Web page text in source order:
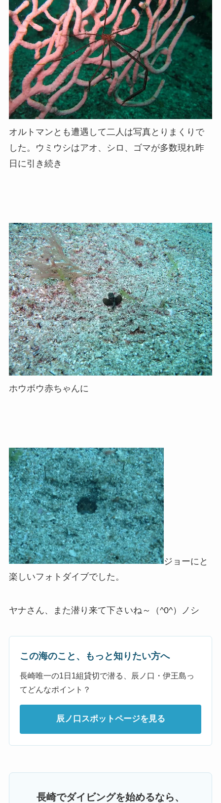
オルトマンとも遭遇して二人は写真とりまくりで
した。ウミウシはアオ、シロ、ゴマが多数現れ昨
日に引き続き
ホウボウ赤ちゃんに
ジョーにと
楽しいフォトダイブでした。
ヤナさん、また潜り来て下さいね～（^0^）ノシ
この海のこと、もっと知りたい方へ
長崎唯一の1日1組貸切で潜る、辰ノ口・伊王島っ
てどんなポイント？
辰ノ口スポットページを見る
長崎でダイビングを始めるなら、